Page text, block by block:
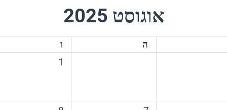
אוגוסט 2025
חמישי
ה שישיו
אין אירועים, 1/08/2025
1